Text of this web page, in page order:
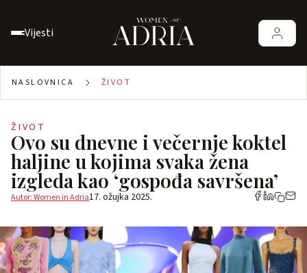
Vijesti
NASLOVNICA ŽIVOT
ŽIVOT
Ovo su dnevne i večernje koktel
haljine u kojima svaka žena
izgleda kao ‘gospođa savršena’
Autor: Women in Adria17. ožujka 2025.